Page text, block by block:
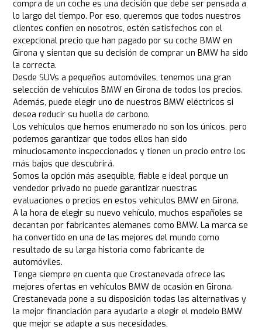
compra de un coche es una decisión que debe ser pensada a
lo largo del tiempo. Por eso, queremos que todos nuestros
clientes confíen en nosotros, estén satisfechos con el
excepcional precio que han pagado por su coche BMW en
Girona y sientan que su decisión de comprar un BMW ha sido
la correcta.
Desde SUVs a pequeños automóviles, tenemos una gran
selección de vehículos BMW en Girona de todos los precios.
Además, puede elegir uno de nuestros BMW eléctricos si
desea reducir su huella de carbono.
Los vehículos que hemos enumerado no son los únicos, pero
podemos garantizar que todos ellos han sido
minuciosamente inspeccionados y tienen un precio entre los
más bajos que descubrirá.
Somos la opción más asequible, fiable e ideal porque un
vendedor privado no puede garantizar nuestras
evaluaciones o precios en estos vehículos BMW en Girona.
A la hora de elegir su nuevo vehículo, muchos españoles se
decantan por fabricantes alemanes como BMW. La marca se
ha convertido en una de las mejores del mundo como
resultado de su larga historia como fabricante de
automóviles.
Tenga siempre en cuenta que Crestanevada ofrece las
mejores ofertas en vehículos BMW de ocasión en Girona.
Crestanevada pone a su disposición todas las alternativas y
la mejor financiación para ayudarle a elegir el modelo BMW
que mejor se adapte a sus necesidades,